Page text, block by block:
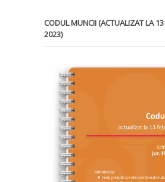
CODUL MUNCII (ACTUALIZAT LA 13
2023)